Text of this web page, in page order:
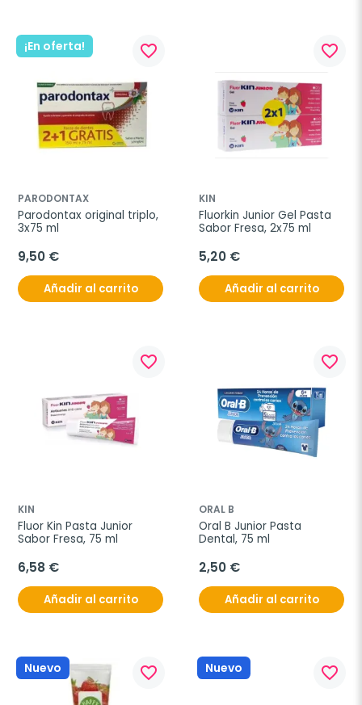
¡En oferta! favorite_border
PARODONTAX
Parodontax original triplo,
3x75 ml
9,50 €
Añadir al carrito
favorite_border
KIN
Fluorkin Junior Gel Pasta
Sabor Fresa, 2x75 ml
5,20 €
Añadir al carrito
favorite_border
KIN
Fluor Kin Pasta Junior
Sabor Fresa, 75 ml
6,58 €
Añadir al carrito
favorite_border
ORAL B
Oral B Junior Pasta
Dental, 75 ml
2,50 €
Añadir al carrito
Nuevo favorite_border Nuevo favorite_border